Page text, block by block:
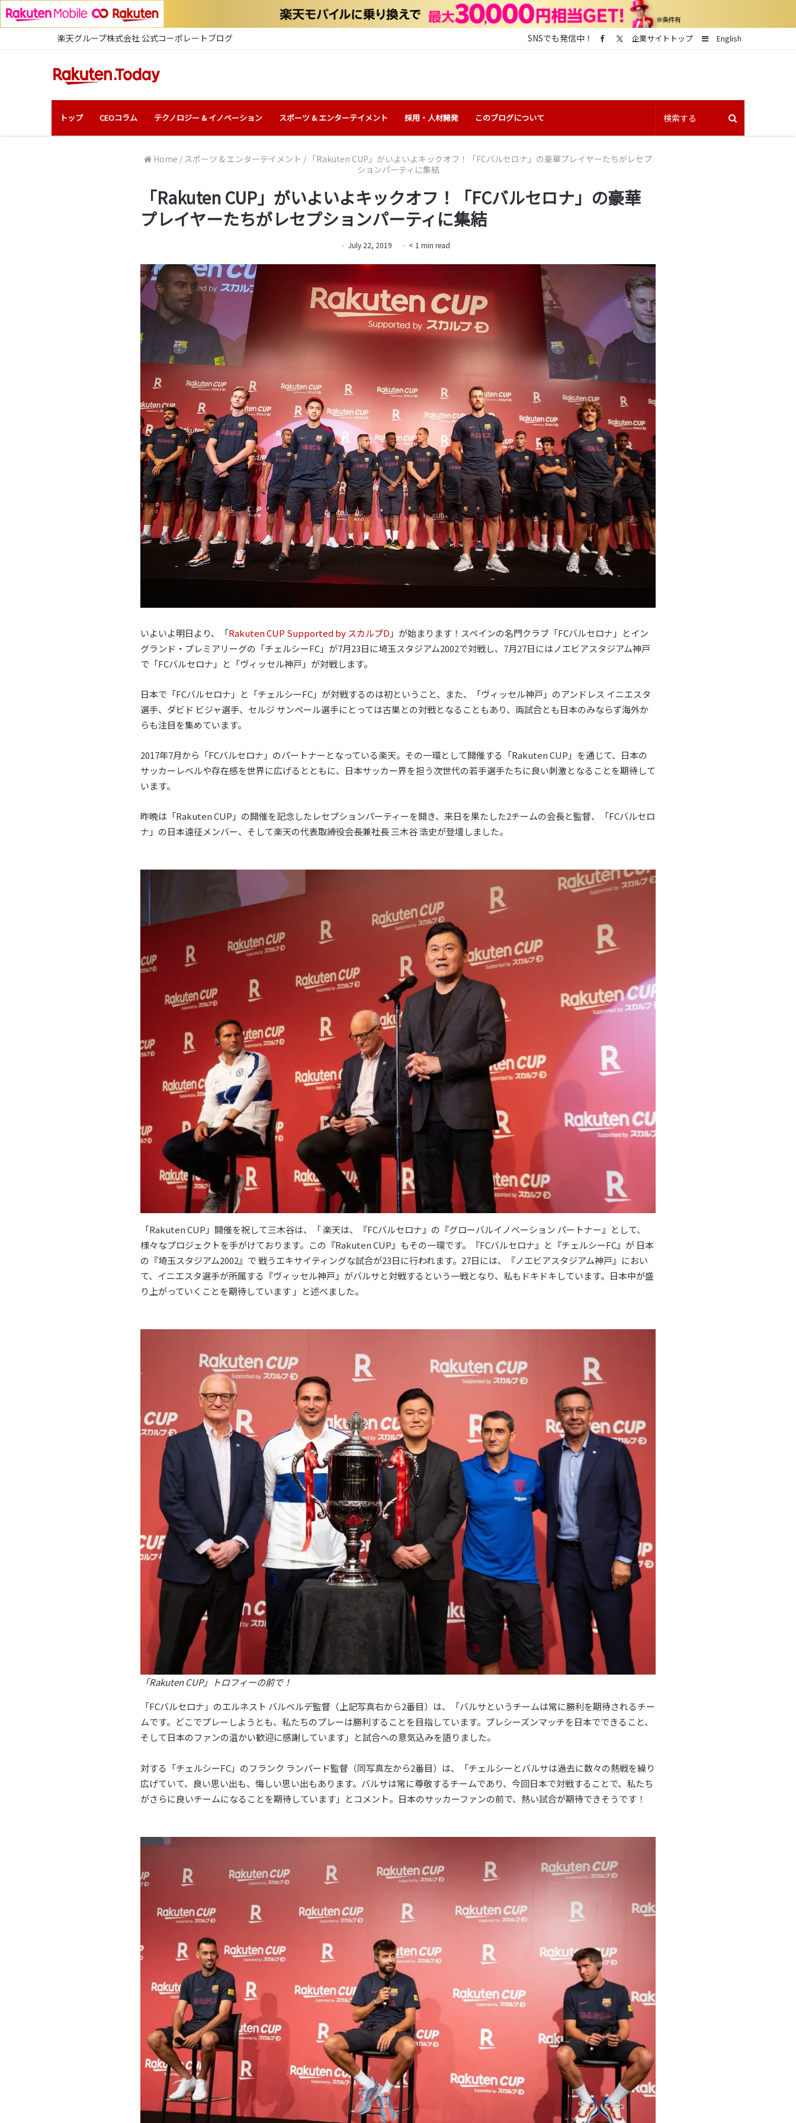
楽天グループ株式会社 公式コーポレートブログ English
Sidebar
企業サイトトップ
SNSでも発信中！
トップ CEOコラム テクノロジー & イノベーション スポーツ & エンターテイメント 採用・人材開発 このブログについて
Home / スポーツ & エンターテイメント / 「Rakuten CUP」がいよいよキックオフ！「FCバルセロナ」の豪華プレイヤーたちがレセプ
ションパーティに集結
「Rakuten CUP」がいよいよキックオフ！「FCバルセロナ」の豪華
プレイヤーたちがレセプションパーティに集結
July 22, 2019 < 1 min read
いよいよ明日より、「Rakuten CUP Supported by スカルプD 」が始まります！スペインの名門クラブ「FCバルセロナ」とイン
グランド・プレミアリーグの「チェルシーFC」が7月23日に埼玉スタジアム2002で対戦し、7月27日にはノエビアスタジアム神戸
で「FCバルセロナ」と「ヴィッセル神戸」が対戦します。
日本で「FCバルセロナ」と「チェルシーFC」が対戦するのは初ということ、また、「ヴィッセル神戸」のアンドレス イニエスタ
選手、ダビド ビジャ選手、セルジ サンペール選手にとっては古巣との対戦となることもあり、両試合とも日本のみならず海外か
らも注目を集めています。
2017年7月から「FCバルセロナ」のパートナーとなっている楽天。その一環として開催する「Rakuten CUP」を通じて、日本の
サッカーレベルや存在感を世界に広げるとともに、日本サッカー界を担う次世代の若手選手たちに良い刺激となることを期待して
います。
昨晩は「Rakuten CUP」の開催を記念したレセプションパーティーを開き、来日を果たした2チームの会長と監督、「FCバルセロ
ナ」の日本遠征メンバー、そして楽天の代表取締役会長兼社長 三木谷 浩史が登壇しました。
「Rakuten CUP」開催を祝して三木谷は、「 楽天は、『FCバルセロナ』の『グローバルイノベーション パートナー』として、
様々なプロジェクトを手がけております。この『Rakuten CUP』もその一環です。『FCバルセロナ』と『チェルシーFC』が 日本
の『埼玉スタジアム2002』で 戦うエキサイティングな試合が23日に行われます。27日には、『ノエビアスタジアム神戸』におい
て、イニエスタ選手が所属する『ヴィッセル神戸』がバルサと対戦するという一戦となり、私もドキドキしています。日本中が盛
り上がっていくことを期待しています 」と述べました。
「Rakuten CUP」トロフィーの前で！
「FCバルセロナ」のエルネスト バルベルデ監督（上記写真右から2番目）は、「バルサというチームは常に勝利を期待されるチー
ムです。どこでプレーしようとも、私たちのプレーは勝利することを目指しています。プレシーズンマッチを日本でできること、
そして日本のファンの温かい歓迎に感謝しています」と試合への意気込みを語りました。
対する「チェルシーFC」のフランク ランパード監督（同写真左から2番目）は、「チェルシーとバルサは過去に数々の熱戦を繰り
広げていて、良い思い出も、悔しい思い出もあります。バルサは常に尊敬するチームであり、今回日本で対戦することで、私たち
がさらに良いチームになることを期待しています」とコメント。日本のサッカーファンの前で、熱い試合が期待できそうです！